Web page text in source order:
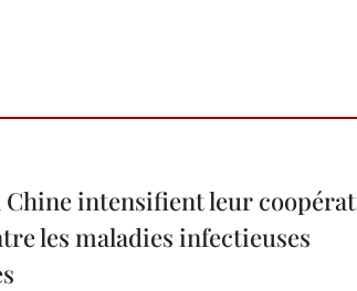
Chine intensifient leur
les maladies infectieuses